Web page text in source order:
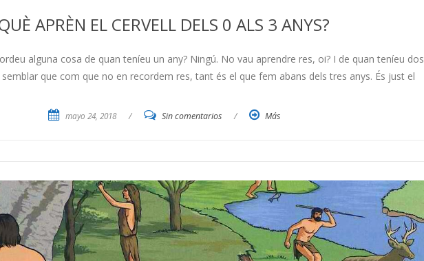
APRÈN EL CERVELL DELS 0 ALS 3 ANYS?
alguna cosa de quan teníeu un any? Ningú. No vau aprendre res, oi? I de quan teníeu dos
que com que no en recordem res, tant és el que fem abans dels tres anys. És just el
mayo 24, 2018 / Sin comentarios / Más